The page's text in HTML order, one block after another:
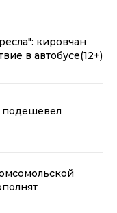
кировчан
в автобусе(12+)
подешевел